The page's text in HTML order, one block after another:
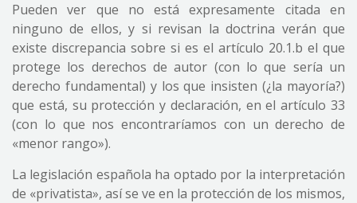
Pueden ver que no está expresamente citada en
ninguno de ellos, y si revisan la doctrina verán que
existe discrepancia sobre si es el artículo 20.1.b el que
protege los derechos de autor (con lo que sería un
derecho fundamental) y los que insisten (¿la mayoría?)
que está, su protección y declaración, en el artículo 33
(con lo que nos encontraríamos con un derecho de
«menor rango»).
La legislación española ha optado por la interpretación
de «privatista», así se ve en la protección de los mismos,